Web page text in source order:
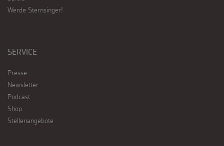
Werde Sternsinger!
SERVICE
Presse
Newsletter
Podcast
Shop
Stellenangebote